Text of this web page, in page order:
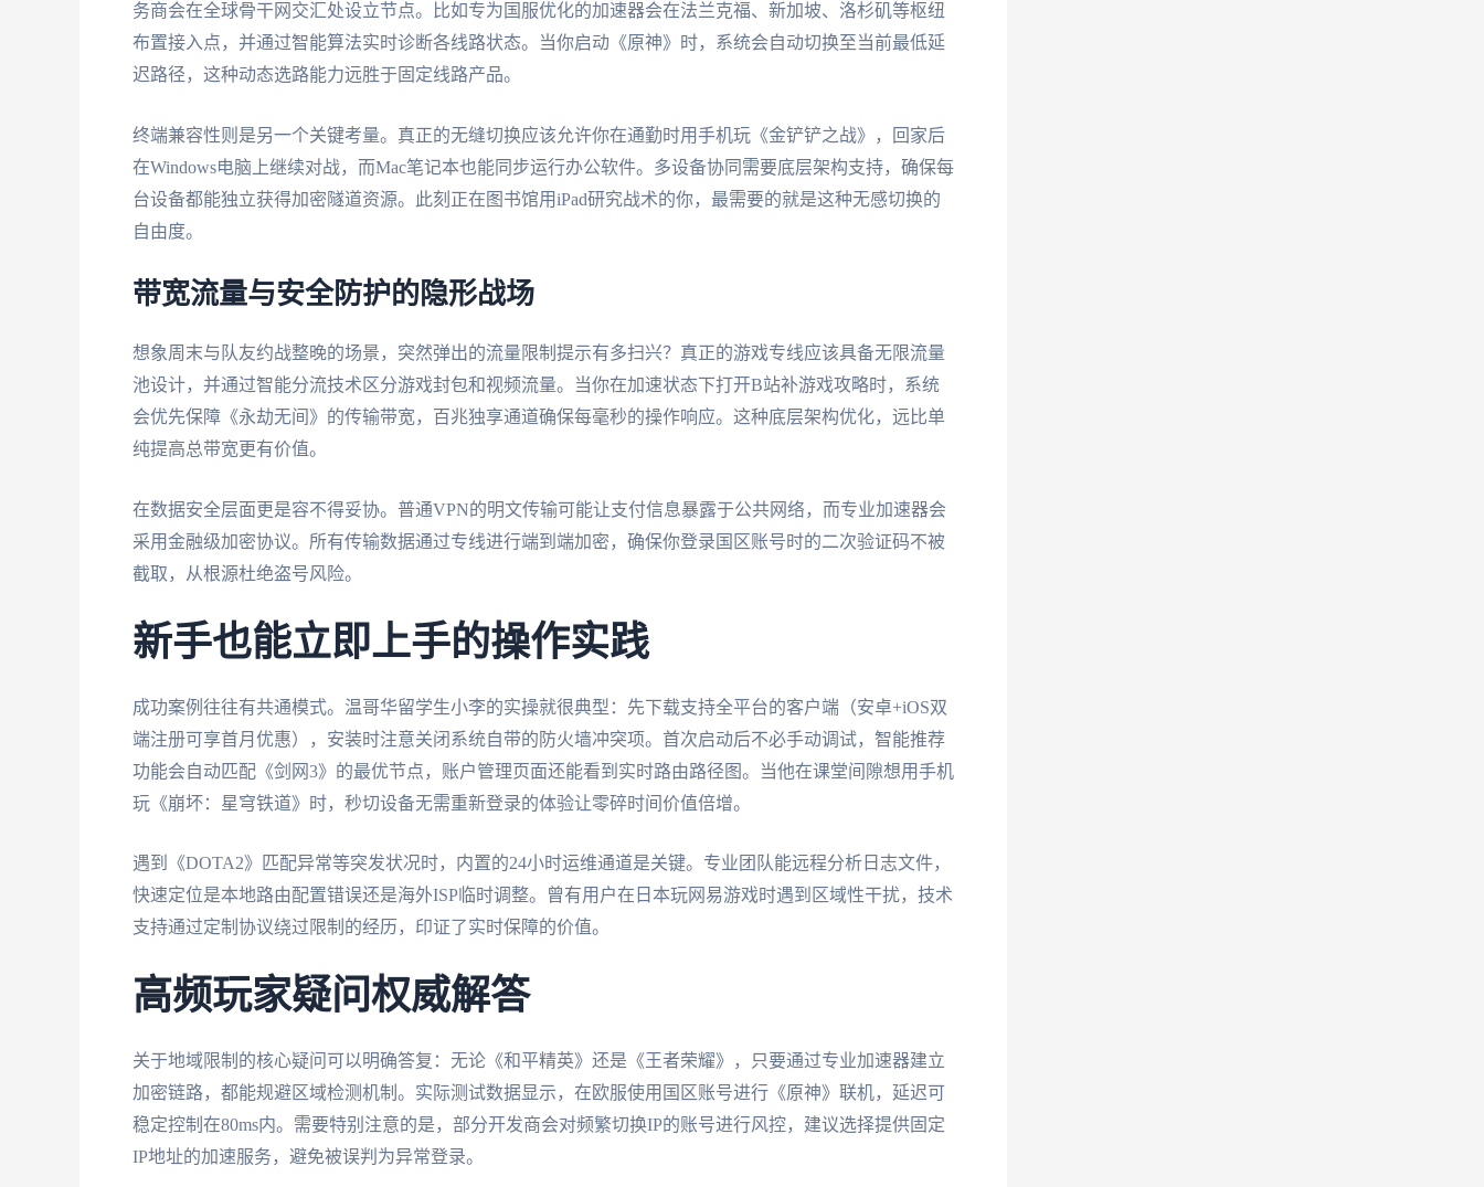
务商会在全球骨干网交汇处设立节点。比如专为国服优化的加速器会在法兰克福、新加坡、洛杉矶等枢纽
布置接入点，并通过智能算法实时诊断各线路状态。当你启动《原神》时，系统会自动切换至当前最低延
迟路径，这种动态选路能力远胜于固定线路产品。
终端兼容性则是另一个关键考量。真正的无缝切换应该允许你在通勤时用手机玩《金铲铲之战》，回家后
在Windows电脑上继续对战，而Mac笔记本也能同步运行办公软件。多设备协同需要底层架构支持，确保每
台设备都能独立获得加密隧道资源。此刻正在图书馆用iPad研究战术的你，最需要的就是这种无感切换的
自由度。
带宽流量与安全防护的隐形战场
想象周末与队友约战整晚的场景，突然弹出的流量限制提示有多扫兴？真正的游戏专线应该具备无限流量
池设计，并通过智能分流技术区分游戏封包和视频流量。当你在加速状态下打开B站补游戏攻略时，系统
会优先保障《永劫无间》的传输带宽，百兆独享通道确保每毫秒的操作响应。这种底层架构优化，远比单
纯提高总带宽更有价值。
在数据安全层面更是容不得妥协。普通VPN的明文传输可能让支付信息暴露于公共网络，而专业加速器会
采用金融级加密协议。所有传输数据通过专线进行端到端加密，确保你登录国区账号时的二次验证码不被
截取，从根源杜绝盗号风险。
新手也能立即上手的操作实践
成功案例往往有共通模式。温哥华留学生小李的实操就很典型：先下载支持全平台的客户端（安卓+iOS双
端注册可享首月优惠），安装时注意关闭系统自带的防火墙冲突项。首次启动后不必手动调试，智能推荐
功能会自动匹配《剑网3》的最优节点，账户管理页面还能看到实时路由路径图。当他在课堂间隙想用手机
玩《崩坏：星穹铁道》时，秒切设备无需重新登录的体验让零碎时间价值倍增。
遇到《DOTA2》匹配异常等突发状况时，内置的24小时运维通道是关键。专业团队能远程分析日志文件，
快速定位是本地路由配置错误还是海外ISP临时调整。曾有用户在日本玩网易游戏时遇到区域性干扰，技术
支持通过定制协议绕过限制的经历，印证了实时保障的价值。
高频玩家疑问权威解答
关于地域限制的核心疑问可以明确答复：无论《和平精英》还是《王者荣耀》，只要通过专业加速器建立
加密链路，都能规避区域检测机制。实际测试数据显示，在欧服使用国区账号进行《原神》联机，延迟可
稳定控制在80ms内。需要特别注意的是，部分开发商会对频繁切换IP的账号进行风控，建议选择提供固定
IP地址的加速服务，避免被误判为异常登录。